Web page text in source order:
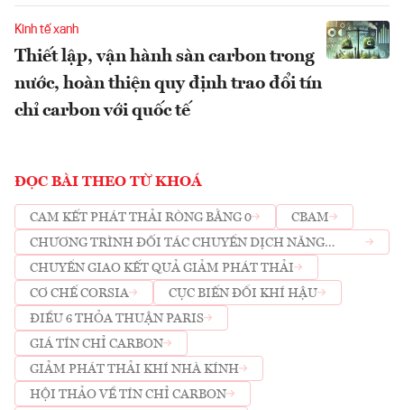
Kinh tế xanh
Thiết lập, vận hành sàn carbon trong
nước, hoàn thiện quy định trao đổi tín
chỉ carbon với quốc tế
ĐỌC BÀI THEO TỪ KHOÁ
CAM KẾT PHÁT THẢI RÒNG BẰNG 0
CBAM
CHƯƠNG TRÌNH ĐỐI TÁC CHUYỂN DỊCH NĂNG
LƯỢNG ĐÔNG NAM Á
CHUYỂN GIAO KẾT QUẢ GIẢM PHÁT THẢI
CƠ CHẾ CORSIA
CỤC BIẾN ĐỔI KHÍ HẬU
ĐIỀU 6 THỎA THUẬN PARIS
GIÁ TÍN CHỈ CARBON
GIẢM PHÁT THẢI KHÍ NHÀ KÍNH
HỘI THẢO VỀ TÍN CHỈ CARBON